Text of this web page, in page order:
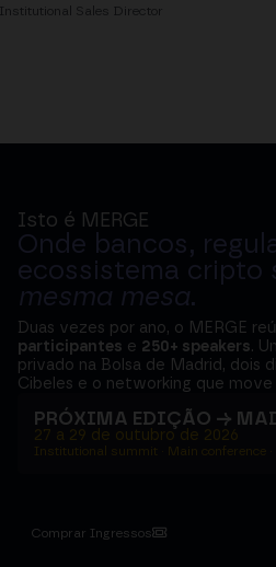
Institutional Sales Director
Isto é MERGE
Onde bancos,
ecossistema cripto
mesma mesa.
Duas vezes por ano, o MERGE
participantes e 250+ speakers.
privado na Bolsa de Madrid, dois
Cibeles e o networking que move
PRÓXIMA EDIÇÃO →
27 a 29 de outubro de 2026
Institutional summit · Main conference
Comprar Ingressos